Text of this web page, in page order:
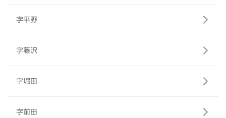
字平野
字藤沢
字堀田
字前田